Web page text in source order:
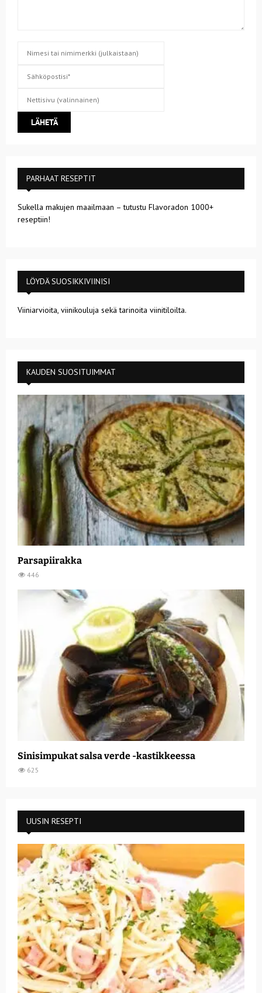
PARHAAT RESEPTIT
Sukella makujen maailmaan – tutustu Flavoradon 1000+
reseptiin!
LÖYDÄ SUOSIKKIVIINISI
Viiniarvioita, viinikouluja sekä tarinoita viinitiloilta.
KAUDEN SUOSITUIMMAT
Parsapiirakka
446
Sinisimpukat salsa verde -kastikkeessa
625
UUSIN RESEPTI